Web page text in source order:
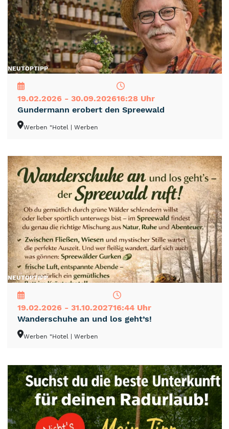
NEUTOPTIPP
19.02.2026 - 30.09.202616:28 Uhr
Gundermann erobert den Spreewald
Werben "Hotel | Werben
NEUTOPTIPP
19.02.2026 - 31.10.202716:44 Uhr
Wanderschuhe an und los geht’s!
Werben "Hotel | Werben